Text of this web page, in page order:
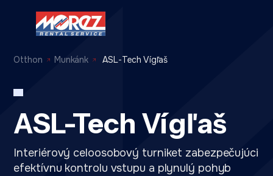
Otthon Munkánk ASL-Tech Vígľaš
ASL-Tech Vígľaš
Interiérový celoosobový turniket zabezpečujúci
efektívnu kontrolu vstupu a plynulý pohyb